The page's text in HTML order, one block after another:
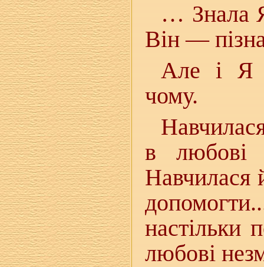
… Знала
Він —
Але і Я
чому.
в любові
настільки
любові